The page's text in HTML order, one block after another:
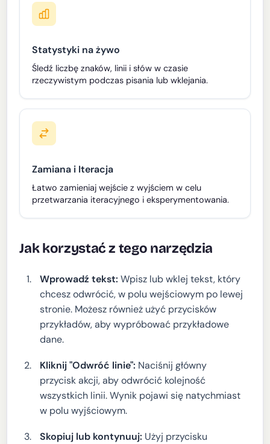
Statystyki na żywo
Śledź liczbę znaków, linii i słów w czasie
rzeczywistym podczas pisania lub wklejania.
Zamiana i Iteracja
Łatwo zamieniaj wejście z wyjściem w celu
przetwarzania iteracyjnego i eksperymentowania.
Jak korzystać z tego narzędzia
Wprowadź tekst: Wpisz lub wklej tekst, który
chcesz odwrócić, w polu wejściowym po lewej
stronie. Możesz również użyć przycisków
przykładów, aby wypróbować przykładowe
dane.
Kliknij "Odwróć linie": Naciśnij główny
przycisk akcji, aby odwrócić kolejność
wszystkich linii. Wynik pojawi się natychmiast
w polu wyjściowym.
Skopiuj lub kontynuuj: Użyj przycisku